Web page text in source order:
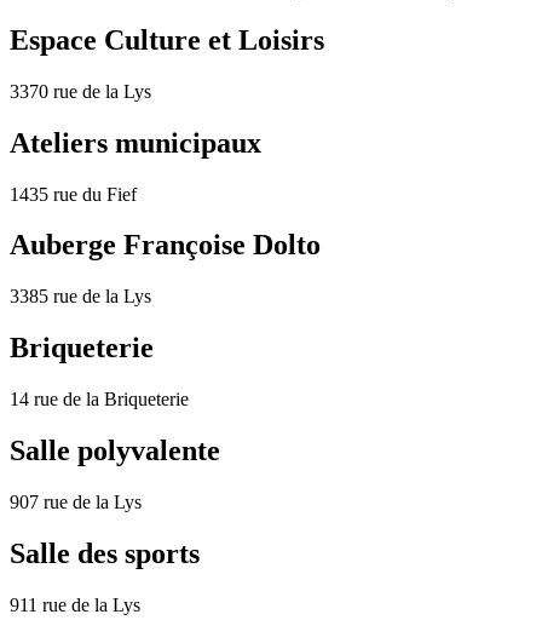
Espace Culture et Loisirs
3370 rue de la Lys
Ateliers municipaux
1435 rue du Fief
Auberge Françoise Dolto
3385 rue de la Lys
Briqueterie
14 rue de la Briqueterie
Salle polyvalente
907 rue de la Lys
Salle des sports
911 rue de la Lys